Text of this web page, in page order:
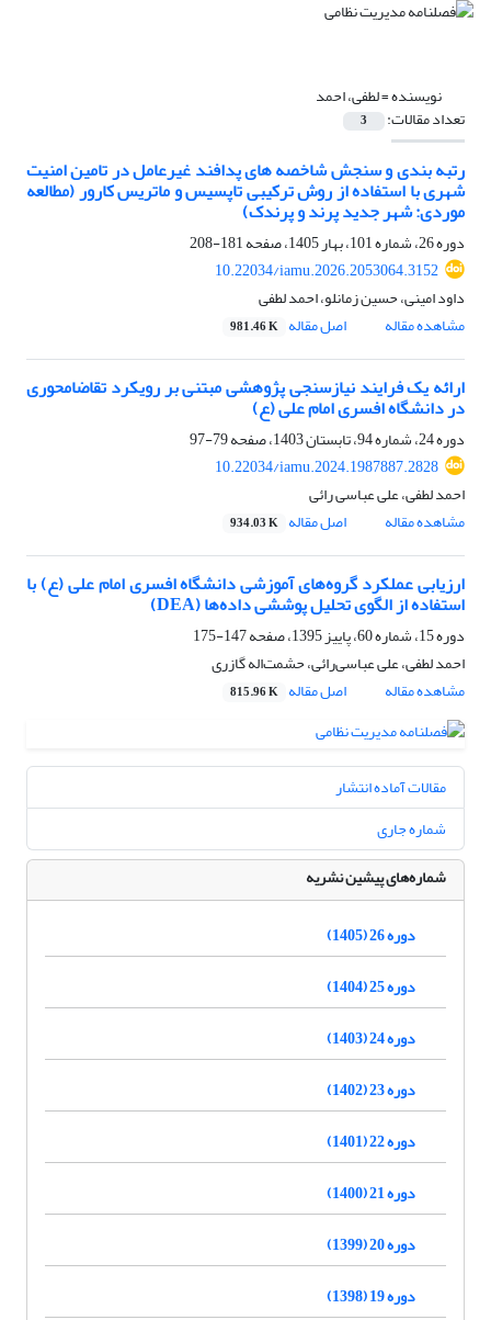
نویسنده =لطفی، احمد
تعداد مقالات: 3
رتبه بندی و سنجش شاخصه های پدافند غیرعامل در تامین امنیت
شهری با استفاده از روش ترکیبی تاپسیس و ماتریس کارور (مطالعه
موردی: شهر جدید پرند و پرندک)
دوره 26، شماره 101، بهار 1405، صفحه
181-208
10.22034/iamu.2026.2053064.3152
داود امینی، حسین زمانلو، احمد لطفی
مشاهده مقاله
اصل مقاله 981.46 K
ارائه یک فرایند نیازسنجی پژوهشی مبتنی بر رویکرد تقاضامحوری
در دانشگاه افسری امام علی (ع)‏
دوره 24، شماره 94، تابستان 1403، صفحه
79-97
10.22034/iamu.2024.1987887.2828
احمد لطفی، علی عباسی رائی
مشاهده مقاله
اصل مقاله 934.03 K
ارزیابی عملکرد گروه‌های آموزشی دانشگاه افسری امام علی (ع) با
استفاده از الگوی تحلیل پوششی داده‌ها (DEA)
دوره 15، شماره 60، پاییز 1395، صفحه
147-175
احمد لطفی، علی عباسی‌رائی، حشمت‌اله گازری
مشاهده مقاله
اصل مقاله 815.96 K
مقالات آماده انتشار
شماره جاری
شماره‌های پیشین نشریه
دوره 26 (1405)
دوره 25 (1404)
دوره 24 (1403)
دوره 23 (1402)
دوره 22 (1401)
دوره 21 (1400)
دوره 20 (1399)
دوره 19 (1398)